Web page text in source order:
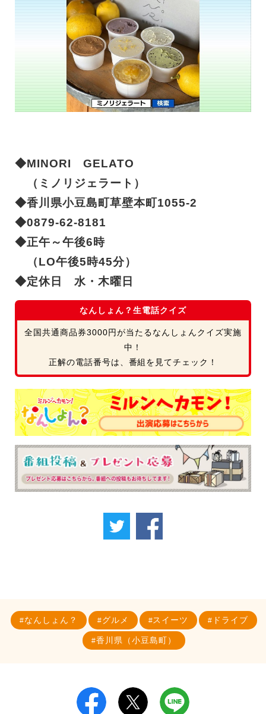
◆MINORI GELATO
（ミノリジェラート）
◆香川県小豆島町草壁本町1055-2
◆0879-62-8181
◆正午～午後6時
（LO午後5時45分）
◆定休日 水・木曜日
なんしょん？生電話クイズ
全国共通商品券3000円が当たるなんしょんクイズ実施
中！
正解の電話番号は、番組を見てチェック！
なんしょん？ グルメ スイーツ ドライブ
香川県（小豆島町）